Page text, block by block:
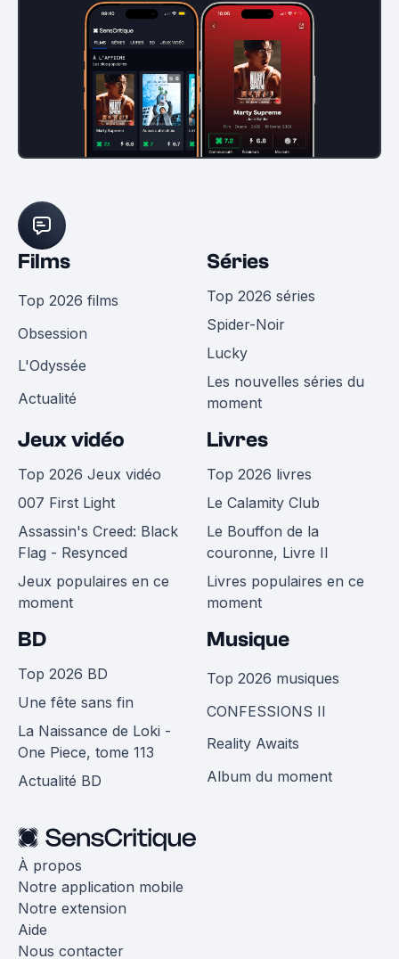
Films
Top 2026 films
Obsession
L'Odyssée
Actualité
Séries
Top 2026 séries
Spider-Noir
Lucky
Les nouvelles séries du
moment
Jeux vidéo
Top 2026 Jeux vidéo
007 First Light
Assassin's Creed: Black
Flag - Resynced
Jeux populaires en ce
moment
Livres
Top 2026 livres
Le Calamity Club
Le Bouffon de la
couronne, Livre II
Livres populaires en ce
moment
BD
Top 2026 BD
Une fête sans fin
La Naissance de Loki -
One Piece, tome 113
Actualité BD
Musique
Top 2026 musiques
CONFESSIONS II
Reality Awaits
Album du moment
À propos
Notre application mobile
Notre extension
Aide
Nous contacter